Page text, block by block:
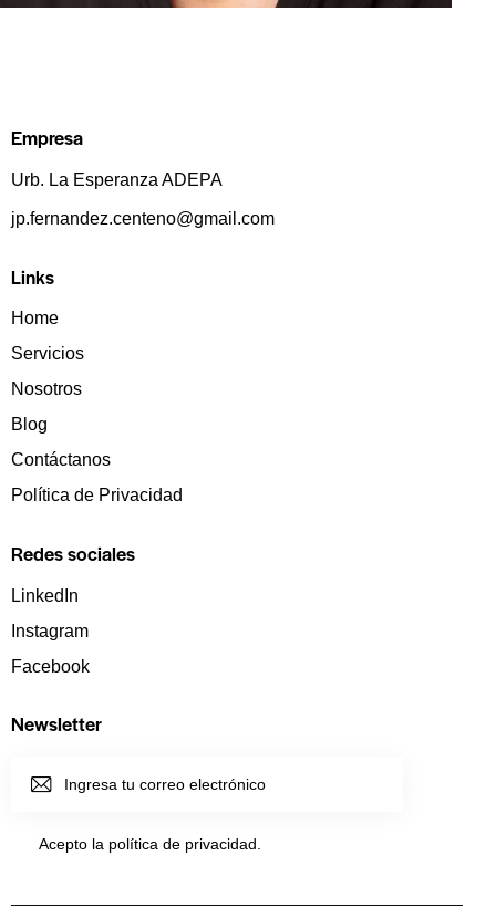
Empresa
Urb. La Esperanza ADEPA
jp.fernandez.centeno@gmail.com
Links
Home
Servicios
Nosotros
Blog
Contáctanos
Política de Privacidad
Redes sociales
LinkedIn
Instagram
Facebook
Newsletter
Acepto la política de privacidad